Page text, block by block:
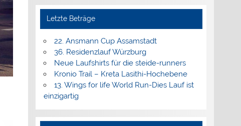
Letzte Beträge
22. Ansmann Cup Assamstadt
36. Residenzlauf Würzburg
Neue Laufshirts für die steide-runners
Kronio Trail – Kreta Lasithi-Hochebene
13. Wings for life World Run-Dies Lauf ist
einzigartig